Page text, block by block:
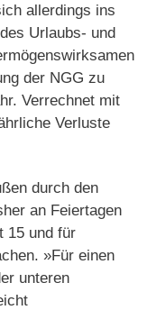
allerdings ins
Urlaubs- und
der NGG zu
Verrechnet mit
Verluste
durch den
an Feiertagen
15 und für
»Für einen
unteren